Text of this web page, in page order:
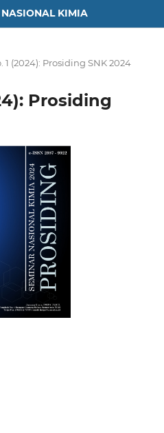
KIMIA
1 (2024): Prosiding SNK 2024
Prosiding